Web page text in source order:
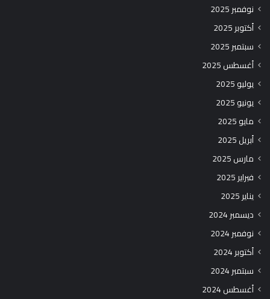
نوفمبر 2025
أكتوبر 2025
سبتمبر 2025
أغسطس 2025
يوليو 2025
يونيو 2025
مايو 2025
أبريل 2025
مارس 2025
فبراير 2025
يناير 2025
ديسمبر 2024
نوفمبر 2024
أكتوبر 2024
سبتمبر 2024
أغسطس 2024